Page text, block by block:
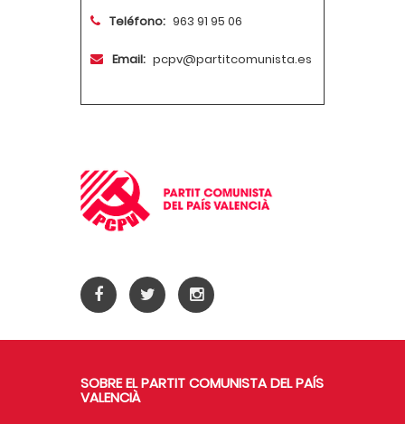
Teléfono: 963 91 95 06
Email: pcpv@partitcomunista.es
SOBRE EL PARTIT COMUNISTA DEL PAÍS
VALENCIÀ